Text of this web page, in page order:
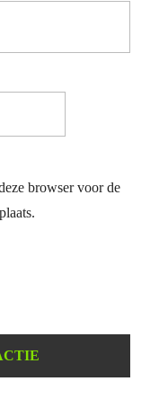
browser voor de